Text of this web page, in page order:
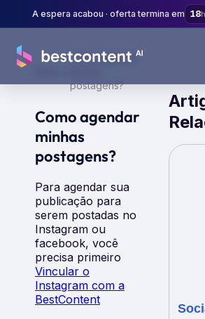
A espera acabou · oferta termina em 18h
Como agendar
postagens?
Como agendar
minhas
postagens?
Para agendar sua
publicação para
serem postadas no
Instagram ou
facebook, você
precisa primeiro
Vincular o
Instagram com a
BestContent